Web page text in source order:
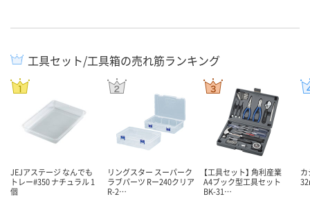
工具セット/工具箱の売れ筋ランキング
JEJアステージ なんでも
トレー#350 ナチュラル 1
個
リングスター スーパーク
ラブパーツ Rー240クリア
R-2…
【工具セット】 角利産業
A4ブック型工具セット
BK-31…